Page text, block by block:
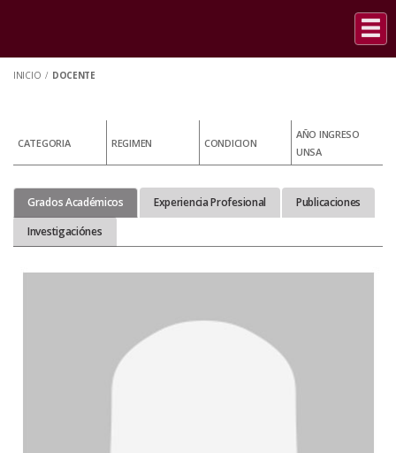
INICIO / DOCENTE
CATEGORIA REGIMEN CONDICION
AÑO INGRESO
UNSA
Grados Académicos Experiencia Profesional
Publicaciones
Investigaciónes